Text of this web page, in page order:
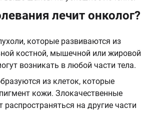
лечит онколог?
которые развиваются из
костной, мышечной или жировой
возникать в любой части тела.
из клеток, которые
кожи. Злокачественные
распространяться на другие части